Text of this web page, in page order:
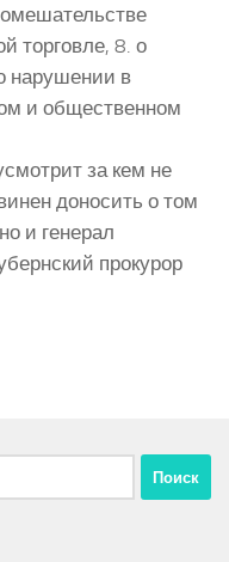
торговле, 8. о
нарушении в
и общественном
за кем не
доносить о том
и генерал
прокурор